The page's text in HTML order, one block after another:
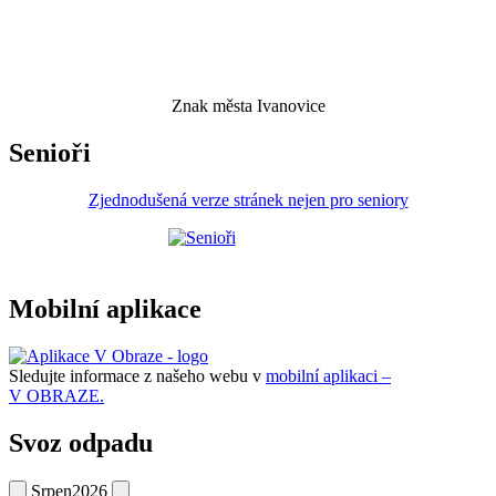
Znak města Ivanovice
Senioři
Zjednodušená verze stránek nejen pro seniory
Mobilní aplikace
Sledujte informace z našeho webu v mobilní aplikaci –
V OBRAZE.
Svoz odpadu
Srpen2026